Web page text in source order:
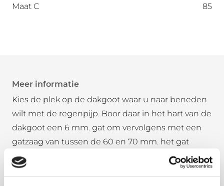
Maat C
85
Meer informatie
Kies de plek op de dakgoot waar u naar beneden
wilt met de regenpijp. Boor daar in het hart van de
dakgoot een 6 mm. gat om vervolgens met een
gatzaag van tussen de 60 en 70 mm. het gat
groter te maken. Haal eventuele bramen weg met
een halfronde vijl voor metaal zodat u zich niet